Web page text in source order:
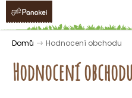
Přejít
obsah
Domů Hodnocení obchodu
Hodnocení
K
o Zpět
Zpět